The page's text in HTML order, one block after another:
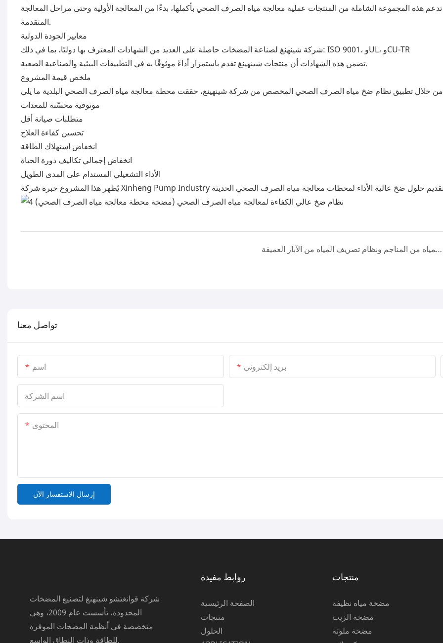
تدعم هذه المجموعة الشاملة من المنتجات عملية معالجة مياه الصرف الصحي بأكملها، بدءًا من المعالجة الأولية وحتى مراحل المعالجة
المتقدمة.
معايير الجودة الدولية
شركة شينهنغ لصناعة المضخات حاصلة على العديد من الشهادات المعترف بها دوليًا، بما في ذلك: ISO 9001، وUL، وCU-TR
تضمن هذه الشهادات أن منتجات شينهينغ تقدم باستمرار أداءً موثوقًا به في التطبيقات البيئية والصناعية الصعبة.
ملخص قيمة المشروع
موثوقية محسّنة للمعدات
متطلبات صيانة أقل
تحسين كفاءة العلاج
انخفاض استهلاك الطاقة
انخفاض إجمالي تكاليف دورة الحياة
الأداء التشغيلي المستدام على المدى الطويل
نظام نزح المياه من المناجم ونظام تصريف المياه من الآبار العميقة
تواصل معنا
اسم بريد إلكتروني
اسم الشركة
المحتوى
إرسال الاستفسار الآن
شركة قوانغتشو شينهنغ لتصنيع المضخات
المحدودة، تأسست عام 2009، وهي
متخصصة في أنظمة المضخات الموفرة
للطاقة وذات النطاق الواسع.
روابط مفيدة
الصفحة الرئيسية
منتجات
الحلول
منتجات
مضخة مياه نظيفة
مضخة الزيت
مضخة ملوثة